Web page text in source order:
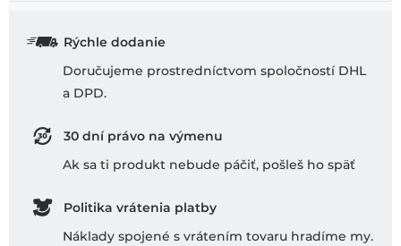
Rýchle dodanie
Doručujeme prostredníctvom spoločností DHL
a DPD.
30 dní právo na výmenu
Ak sa ti produkt nebude páčiť, pošleš ho späť
Politika vrátenia platby
Náklady spojené s vrátením tovaru hradíme my.